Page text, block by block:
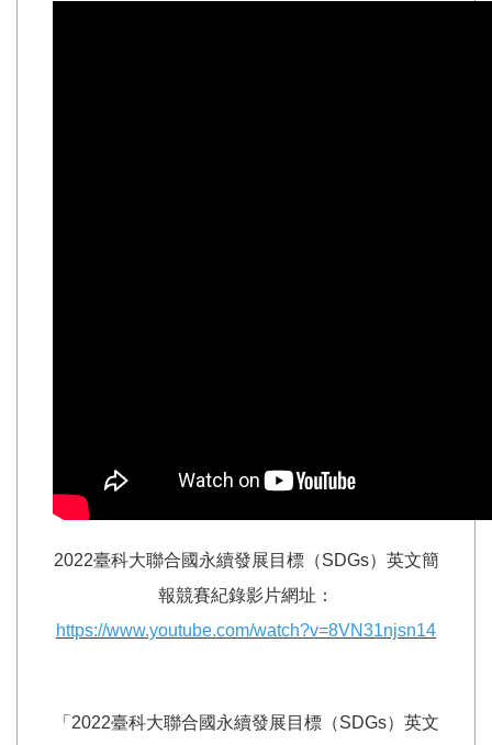
2022臺科大聯合國永續發展目標（SDGs）英文簡
報競賽紀錄影片網址：
https://www.youtube.com/watch?v=8VN31njsn14
「2022臺科大聯合國永續發展目標（SDGs）英文